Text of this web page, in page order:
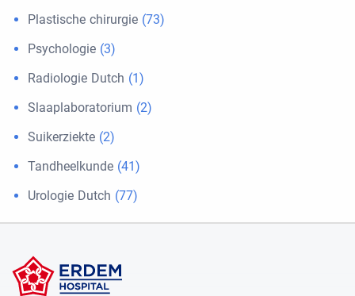
Plastische chirurgie (73)
Psychologie (3)
Radiologie Dutch (1)
Slaaplaboratorium (2)
Suikerziekte (2)
Tandheelkunde (41)
Urologie Dutch (77)